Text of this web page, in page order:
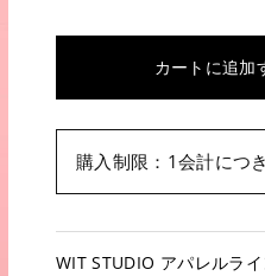
購入制限：1会計につ
WIT STUDIO アパレルラ